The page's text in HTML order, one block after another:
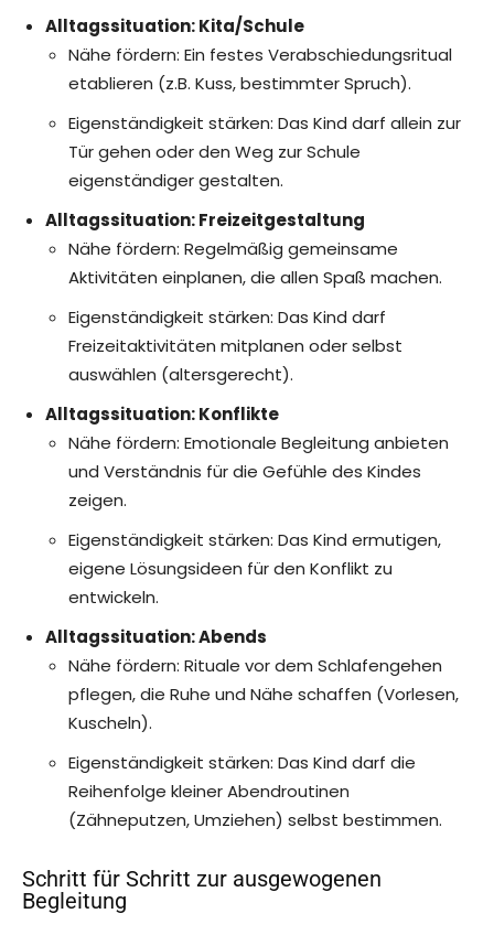
Alltagssituation: Kita/Schule
Nähe fördern: Ein festes Verabschiedungsritual
etablieren (z.B. Kuss, bestimmter Spruch).
Eigenständigkeit stärken: Das Kind darf allein zur
Tür gehen oder den Weg zur Schule
eigenständiger gestalten.
Alltagssituation: Freizeitgestaltung
Nähe fördern: Regelmäßig gemeinsame
Aktivitäten einplanen, die allen Spaß machen.
Eigenständigkeit stärken: Das Kind darf
Freizeitaktivitäten mitplanen oder selbst
auswählen (altersgerecht).
Alltagssituation: Konflikte
Nähe fördern: Emotionale Begleitung anbieten
und Verständnis für die Gefühle des Kindes
zeigen.
Eigenständigkeit stärken: Das Kind ermutigen,
eigene Lösungsideen für den Konflikt zu
entwickeln.
Alltagssituation: Abends
Nähe fördern: Rituale vor dem Schlafengehen
pflegen, die Ruhe und Nähe schaffen (Vorlesen,
Kuscheln).
Eigenständigkeit stärken: Das Kind darf die
Reihenfolge kleiner Abendroutinen
(Zähneputzen, Umziehen) selbst bestimmen.
Schritt für Schritt zur ausgewogenen
Begleitung